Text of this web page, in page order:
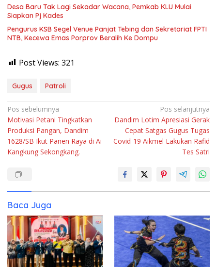
Desa Baru Tak Lagi Sekadar Wacana, Pemkab KLU Mulai
Siapkan Pj Kades
Pengurus KSB Segel Venue Panjat Tebing dan Sekretariat FPTI
NTB, Kecewa Emas Porprov Beralih Ke Dompu
Post Views: 321
Gugus Patroli
Navigasi
pos
Pos sebelumnya
Motivasi Petani Tingkatkan
Produksi Pangan, Dandim
1628/SB Ikut Panen Raya di Ai
Kangkung Sekongkang.
Pos selanjutnya
Dandim Lotim Apresiasi Gerak
Cepat Satgas Gugus Tugas
Covid-19 Aikmel Lakukan Rafid
Tes Satri
Baca Juga